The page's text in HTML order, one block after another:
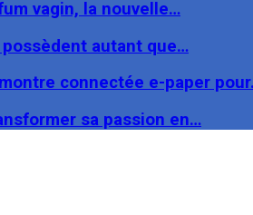
vagin, la nouvelle…
autant que…
connectée e-paper
sa passion en…